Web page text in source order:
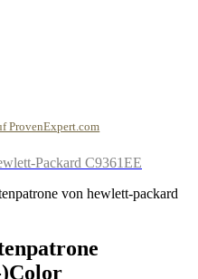
ProvenExpert.com
Packard C9361EE